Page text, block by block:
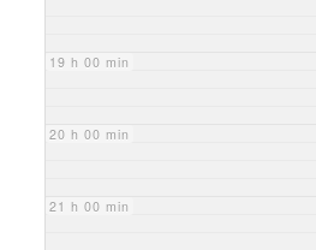
19 h 00 min
20 h 00 min
21 h 00 min